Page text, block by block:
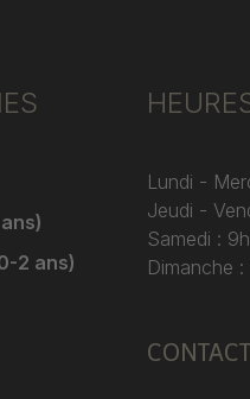
2 ans)
Lundi -
Jeudi -
Samedi :
Dimanche :